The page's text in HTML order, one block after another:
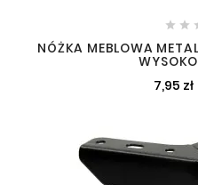
 
NÓŻKA MEBLOWA
7,95 zł